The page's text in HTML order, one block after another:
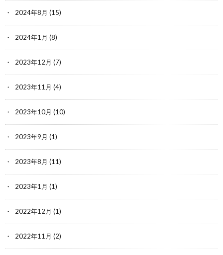
2024年8月 (15)
2024年1月 (8)
2023年12月 (7)
2023年11月 (4)
2023年10月 (10)
2023年9月 (1)
2023年8月 (11)
2023年1月 (1)
2022年12月 (1)
2022年11月 (2)